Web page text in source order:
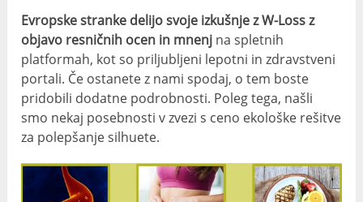
Evropske stranke delijo svoje izkušnje z W-Loss z
objavo resničnih ocen in mnenj na spletnih
platformah, kot so priljubljeni lepotni in zdravstveni
portali. Če ostanete z nami spodaj, o tem boste
pridobili dodatne podrobnosti. Poleg tega, našli
smo nekaj posebnosti v zvezi s ceno ekološke rešitve
za polepšanje silhuete.